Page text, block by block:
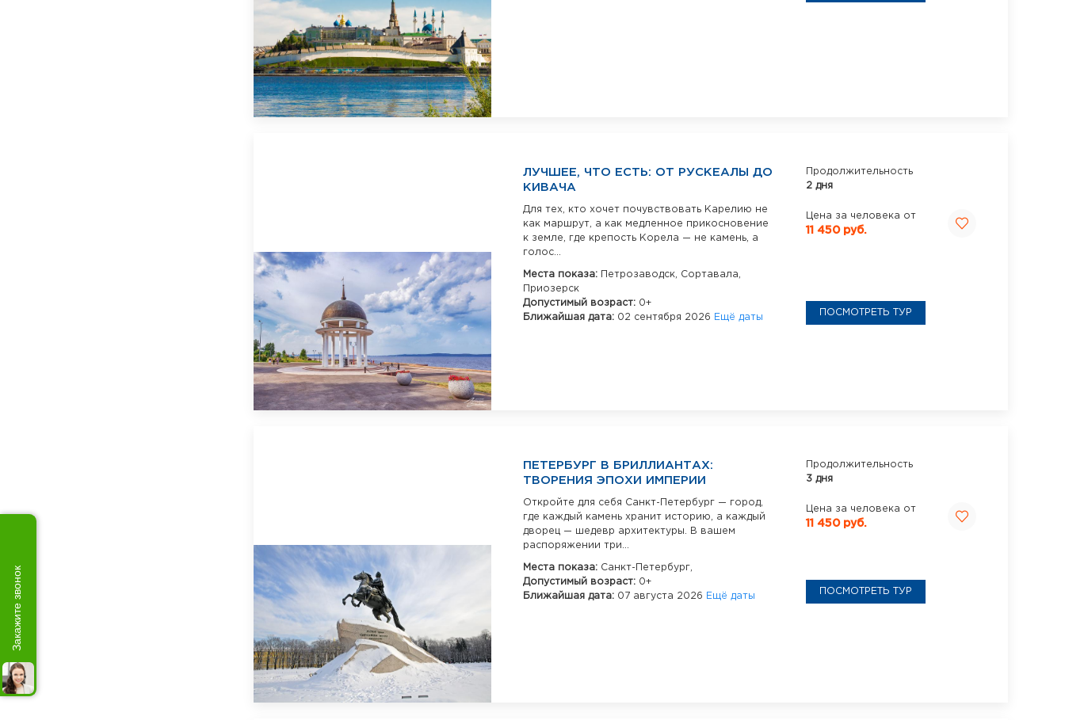
ЛУЧШЕЕ, ЧТО ЕСТЬ: ОТ РУСКЕАЛЫ ДО
КИВАЧА
Для тех, кто хочет почувствовать Карелию не
как маршрут, а как медленное прикосновение
к земле, где крепость Корела — не камень, а
голос...
Места показа: Петрозаводск, Сортавала,
Приозерск
Допустимый возраст: 0+
Ближайшая дата: 02 сентября 2026 Ещё даты
Продолжительность
2 дня
Цена за человека от
11 450 руб.
ПОСМОТРЕТЬ ТУР
ПЕТЕРБУРГ В БРИЛЛИАНТАХ:
ТВОРЕНИЯ ЭПОХИ ИМПЕРИИ
Откройте для себя Санкт-Петербург — город,
где каждый камень хранит историю, а каждый
дворец — шедевр архитектуры. В вашем
распоряжении три...
Места показа: Санкт-Петербург,
Допустимый возраст: 0+
Ближайшая дата: 07 августа 2026 Ещё даты
Продолжительность
3 дня
Цена за человека от
11 450 руб.
ПОСМОТРЕТЬ ТУР
Закажите звонок